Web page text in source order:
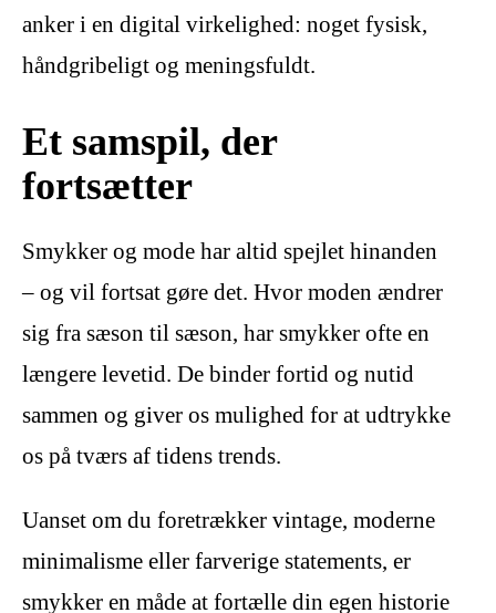
anker i en digital virkelighed: noget fysisk,
håndgribeligt og meningsfuldt.
Et samspil, der
fortsætter
Smykker og mode har altid spejlet hinanden
– og vil fortsat gøre det. Hvor moden ændrer
sig fra sæson til sæson, har smykker ofte en
længere levetid. De binder fortid og nutid
sammen og giver os mulighed for at udtrykke
os på tværs af tidens trends.
Uanset om du foretrækker vintage, moderne
minimalisme eller farverige statements, er
smykker en måde at fortælle din egen historie